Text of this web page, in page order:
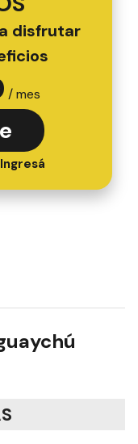
disfrutar
/ mes
Ingresá